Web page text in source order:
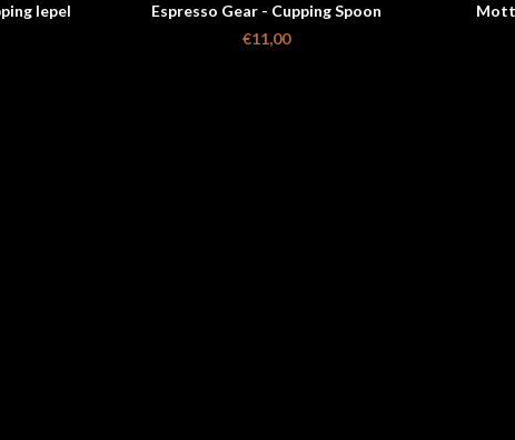
lepel
Espresso Gear - Cupping Spoon
€11,00